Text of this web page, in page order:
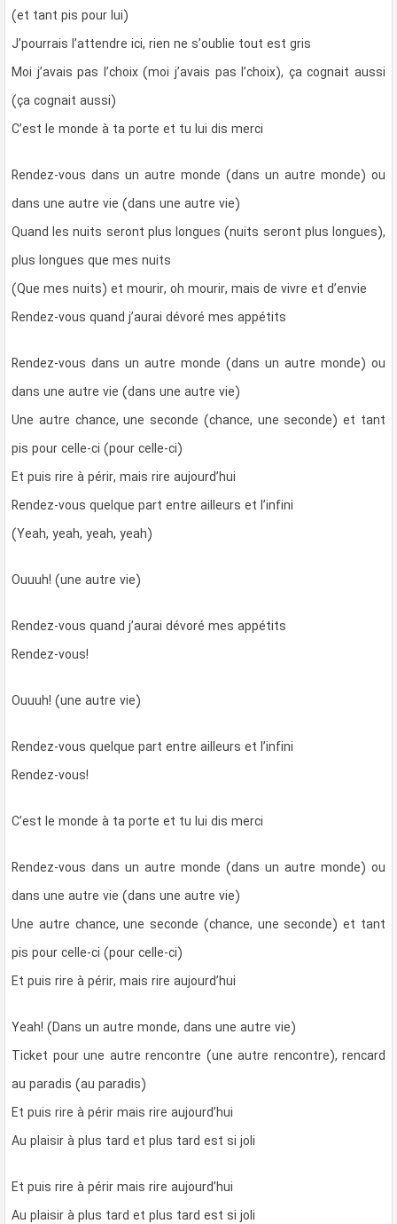
(et tant pis pour lui)
J’pourrais l’attendre ici, rien ne s’oublie tout est gris
Moi j’avais pas l’choix (moi j’avais pas l’choix), ça cognait aussi
(ça cognait aussi)
C’est le monde à ta porte et tu lui dis merci
Rendez-vous dans un autre monde (dans un autre monde) ou
dans une autre vie (dans une autre vie)
Quand les nuits seront plus longues (nuits seront plus longues),
plus longues que mes nuits
(Que mes nuits) et mourir, oh mourir, mais de vivre et d’envie
Rendez-vous quand j’aurai dévoré mes appétits
Rendez-vous dans un autre monde (dans un autre monde) ou
dans une autre vie (dans une autre vie)
Une autre chance, une seconde (chance, une seconde) et tant
pis pour celle-ci (pour celle-ci)
Et puis rire à périr, mais rire aujourd’hui
Rendez-vous quelque part entre ailleurs et l’infini
(Yeah, yeah, yeah, yeah)
Ouuuh! (une autre vie)
Rendez-vous quand j’aurai dévoré mes appétits
Rendez-vous!
Ouuuh! (une autre vie)
Rendez-vous quelque part entre ailleurs et l’infini
Rendez-vous!
C’est le monde à ta porte et tu lui dis merci
Rendez-vous dans un autre monde (dans un autre monde) ou
dans une autre vie (dans une autre vie)
Une autre chance, une seconde (chance, une seconde) et tant
pis pour celle-ci (pour celle-ci)
Et puis rire à périr, mais rire aujourd’hui
Yeah! (Dans un autre monde, dans une autre vie)
Ticket pour une autre rencontre (une autre rencontre), rencard
au paradis (au paradis)
Et puis rire à périr mais rire aujourd’hui
Au plaisir à plus tard et plus tard est si joli
Et puis rire à périr mais rire aujourd’hui
Au plaisir à plus tard et plus tard est si joli